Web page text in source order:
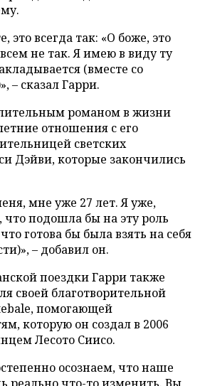
это всегда так: «О боже, это
не так. Я имею в виду ту
(вместе со
– сказал Гарри.
романом в жизни
отношения с его
светских
Дэйви, которые закончились
мне уже 27 лет. Я уже,
что подошла бы на эту роль
готова бы была взять на себя
– добавил он.
поездки Гарри также
своей благотворительной
помогающей
которую он создал в 2006
Лесото Сиисо.
осознаем, что наше